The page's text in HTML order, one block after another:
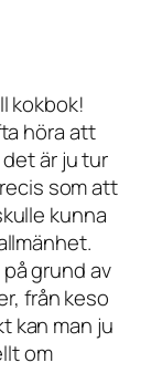
kokbok!
höra att
är ju tur
som att
kunna
grund av
från keso
kan man ju
om